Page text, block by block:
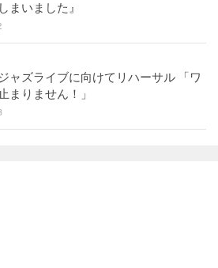
まいました』
ャズライブに向けてリハーサル 「ワ
まりません！」